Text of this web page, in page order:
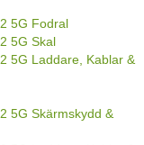
5G Fodral
5G Skal
5G Laddare, Kablar &
5G Skärmskydd &